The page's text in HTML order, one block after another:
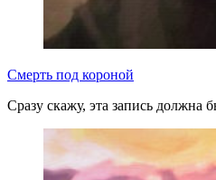
Смерть под короной
Сразу скажу, эта запись должна